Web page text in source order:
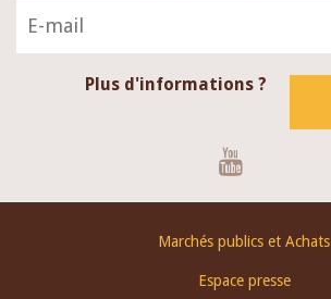
Plus d'informations ?
Marchés publics et Achats
Espace presse